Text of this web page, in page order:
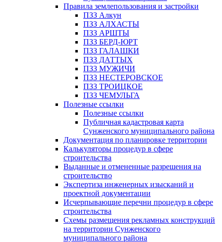
Правила землепользования и застройки
ПЗЗ Алкун
ПЗЗ АЛХАСТЫ
ПЗЗ АРШТЫ
ПЗЗ БЕРД-ЮРТ
ПЗЗ ГАЛАШКИ
ПЗЗ ДАТТЫХ
ПЗЗ МУЖИЧИ
ПЗЗ НЕСТЕРОВСКОЕ
ПЗЗ ТРОИЦКОЕ
ПЗЗ ЧЕМУЛЬГА
Полезные ссылки
Полезные ссылки
Публичная кадастровая карта
Сунженского муниципального района
Документация по планировке территории
Калькуляторы процедур в сфере
строительства
Выданные и отмененные разрешения на
строительство
Экспертиза инженерных изысканий и
проектной документации
Исчерпывающие перечни процедур в сфере
строительства
Схемы размещения рекламных конструкций
на территории Сунженского
муниципального района